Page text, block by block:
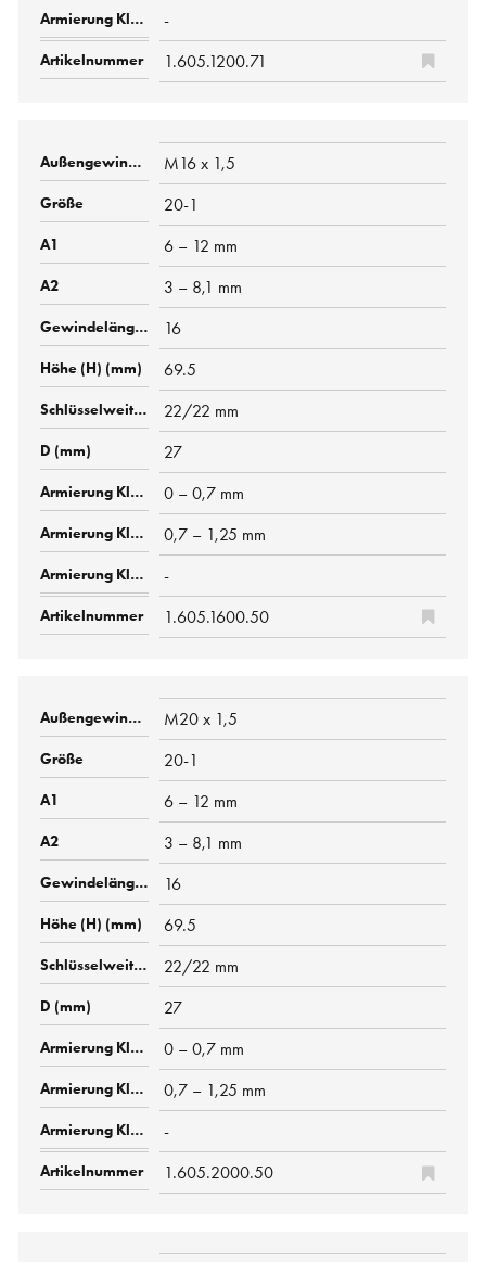
-
1.605.1200.71
M16 x 1,5
20-1
6 – 12 mm
3 – 8,1 mm
16
69.5
22/22 mm
27
0 – 0,7 mm
0,7 – 1,25 mm
-
1.605.1600.50
M20 x 1,5
20-1
6 – 12 mm
3 – 8,1 mm
16
69.5
22/22 mm
27
0 – 0,7 mm
0,7 – 1,25 mm
-
1.605.2000.50